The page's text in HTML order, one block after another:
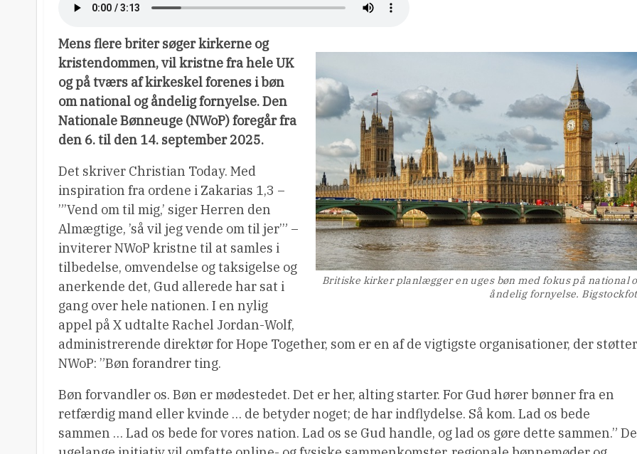
Britiske kirker planlægger en uges bøn med fokus på national
åndelig fornyelse.
Mens flere briter søger kirkerne og
kristendommen, vil kristne fra hele UK
og på tværs af kirkeskel forenes i bøn
om national og åndelig fornyelse. Den
Nationale Bønneuge (NWoP) foregår fra
den 6. til den 14. september 2025.
Det skriver Christian Today. Med
inspiration fra ordene i Zakarias 1,3 –
”’Vend om til mig,’ siger Herren den
Almægtige, ’så vil jeg vende om til jer’” –
inviterer NWoP kristne til at samles i
tilbedelse, omvendelse og taksigelse og
anerkende det, Gud allerede har sat i
gang over hele nationen. I en nylig
appel på X udtalte Rachel Jordan-Wolf,
administrerende direktør for Hope Together, som er en af de vigtigste organisationer, der støtter
NWoP: ”Bøn forandrer ting.
Bøn forvandler os. Bøn er mødestedet. Det er her, alting starter. For Gud hører bønner fra en
retfærdig mand eller kvinde … de betyder noget; de har indflydelse. Så kom. Lad os bede
sammen … Lad os bede for vores nation. Lad os se Gud handle, og lad os gøre dette sammen.”